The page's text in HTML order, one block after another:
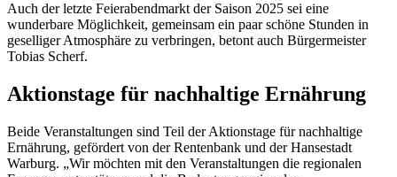
Auch der letzte Feierabendmarkt der Saison 2025 sei eine
wunderbare Möglichkeit, gemeinsam ein paar schöne Stunden in
geselliger Atmosphäre zu verbringen, betont auch Bürgermeister
Tobias Scherf.
Aktionstage für nachhaltige Ernährung
Beide Veranstaltungen sind Teil der Aktionstage für nachhaltige
Ernährung, gefördert von der Rentenbank und der Hansestadt
Warburg. „Wir möchten mit den Veranstaltungen die regionalen